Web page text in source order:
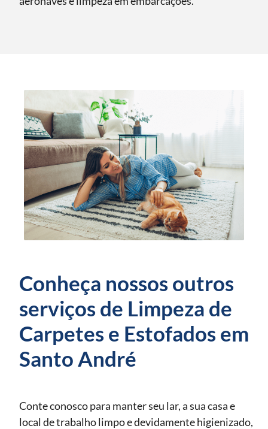
Conheça nossos outros
serviços de Limpeza de
Carpetes e Estofados em
Santo André
Conte conosco para manter seu lar, a sua casa e
local de trabalho limpo e devidamente higienizado,